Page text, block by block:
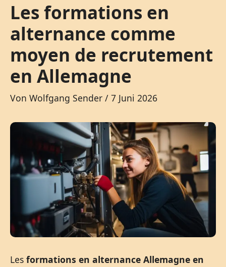
Les formations en
alternance comme
moyen de recrutement
en Allemagne
Von Wolfgang Sender / 7 Juni 2026
Les formations en alternance Allemagne en